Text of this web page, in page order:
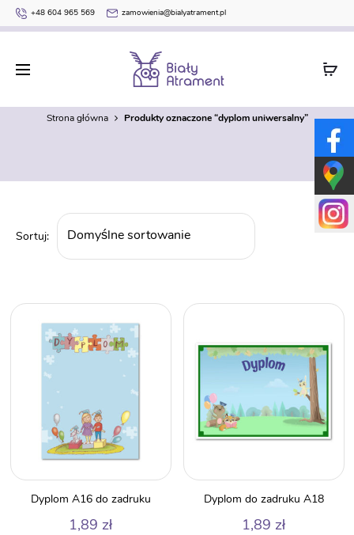
+48 604 965 569 zamowienia@bialyatrament.pl
dyplom uniwersalny
Strona główna Produkty oznaczone “dyplom uniwersalny”
Dyplom A16 do zadruku
1,89 zł
Dyplom do zadruku A18
1,89 zł